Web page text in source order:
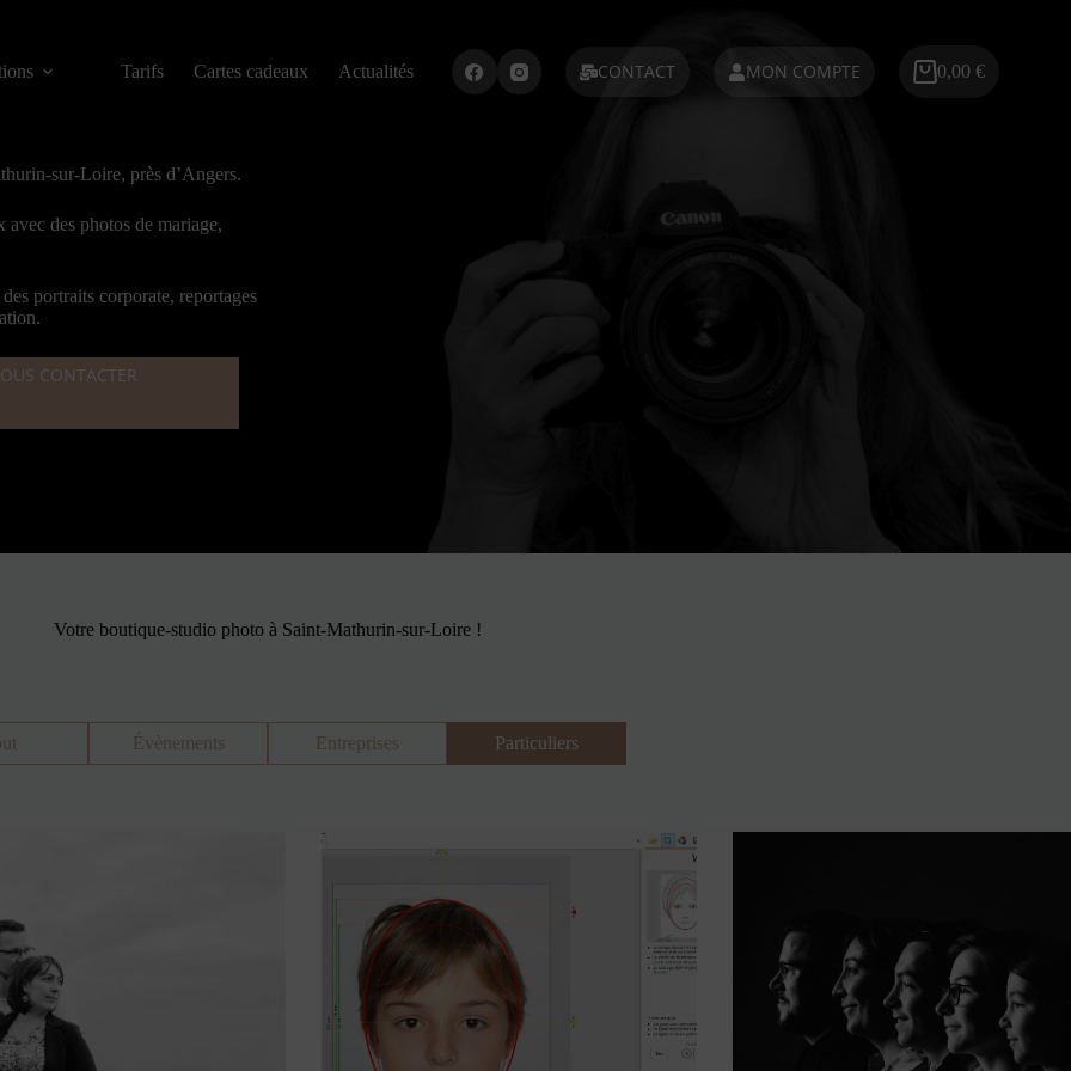
Tarifs Cartes cadeaux Actualités CONTACT MON COMPTE
Panier
0,00 €
sur-Loire, près d’Angers.
avec des photos de mariage,
portraits corporate, reportages
CONTACTER
Votre boutique-studio photo à Saint-Mathurin-sur-Loire !
Évènements Entreprises Particuliers